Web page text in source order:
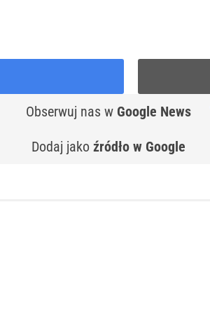
Obserwuj nas w Google News
Dodaj jako źródło w Google